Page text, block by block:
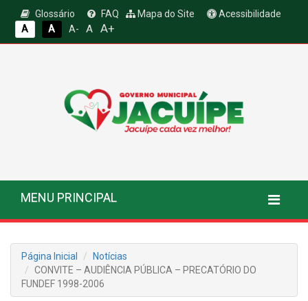
Glossário FAQ Mapa do Site
Acessibilidade
A
A A- A A+
MENU PRINCIPAL
Página Inicial
Notícias
CONVITE – AUDIÊNCIA PÚBLICA – PRECATÓRIO DO
FUNDEF 1998-2006